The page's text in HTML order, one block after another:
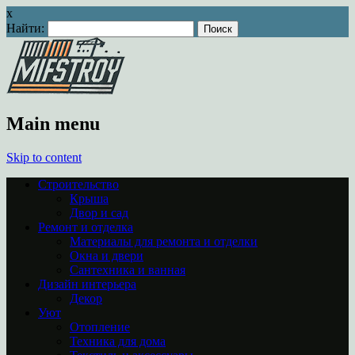
x
Найти:
Main menu
Skip to content
Строительство
Крыша
Двор и сад
Ремонт и отделка
Материалы для ремонта и отделки
Окна и двери
Сантехника и ванная
Дизайн интерьера
Декор
Уют
Отопление
Техника для дома